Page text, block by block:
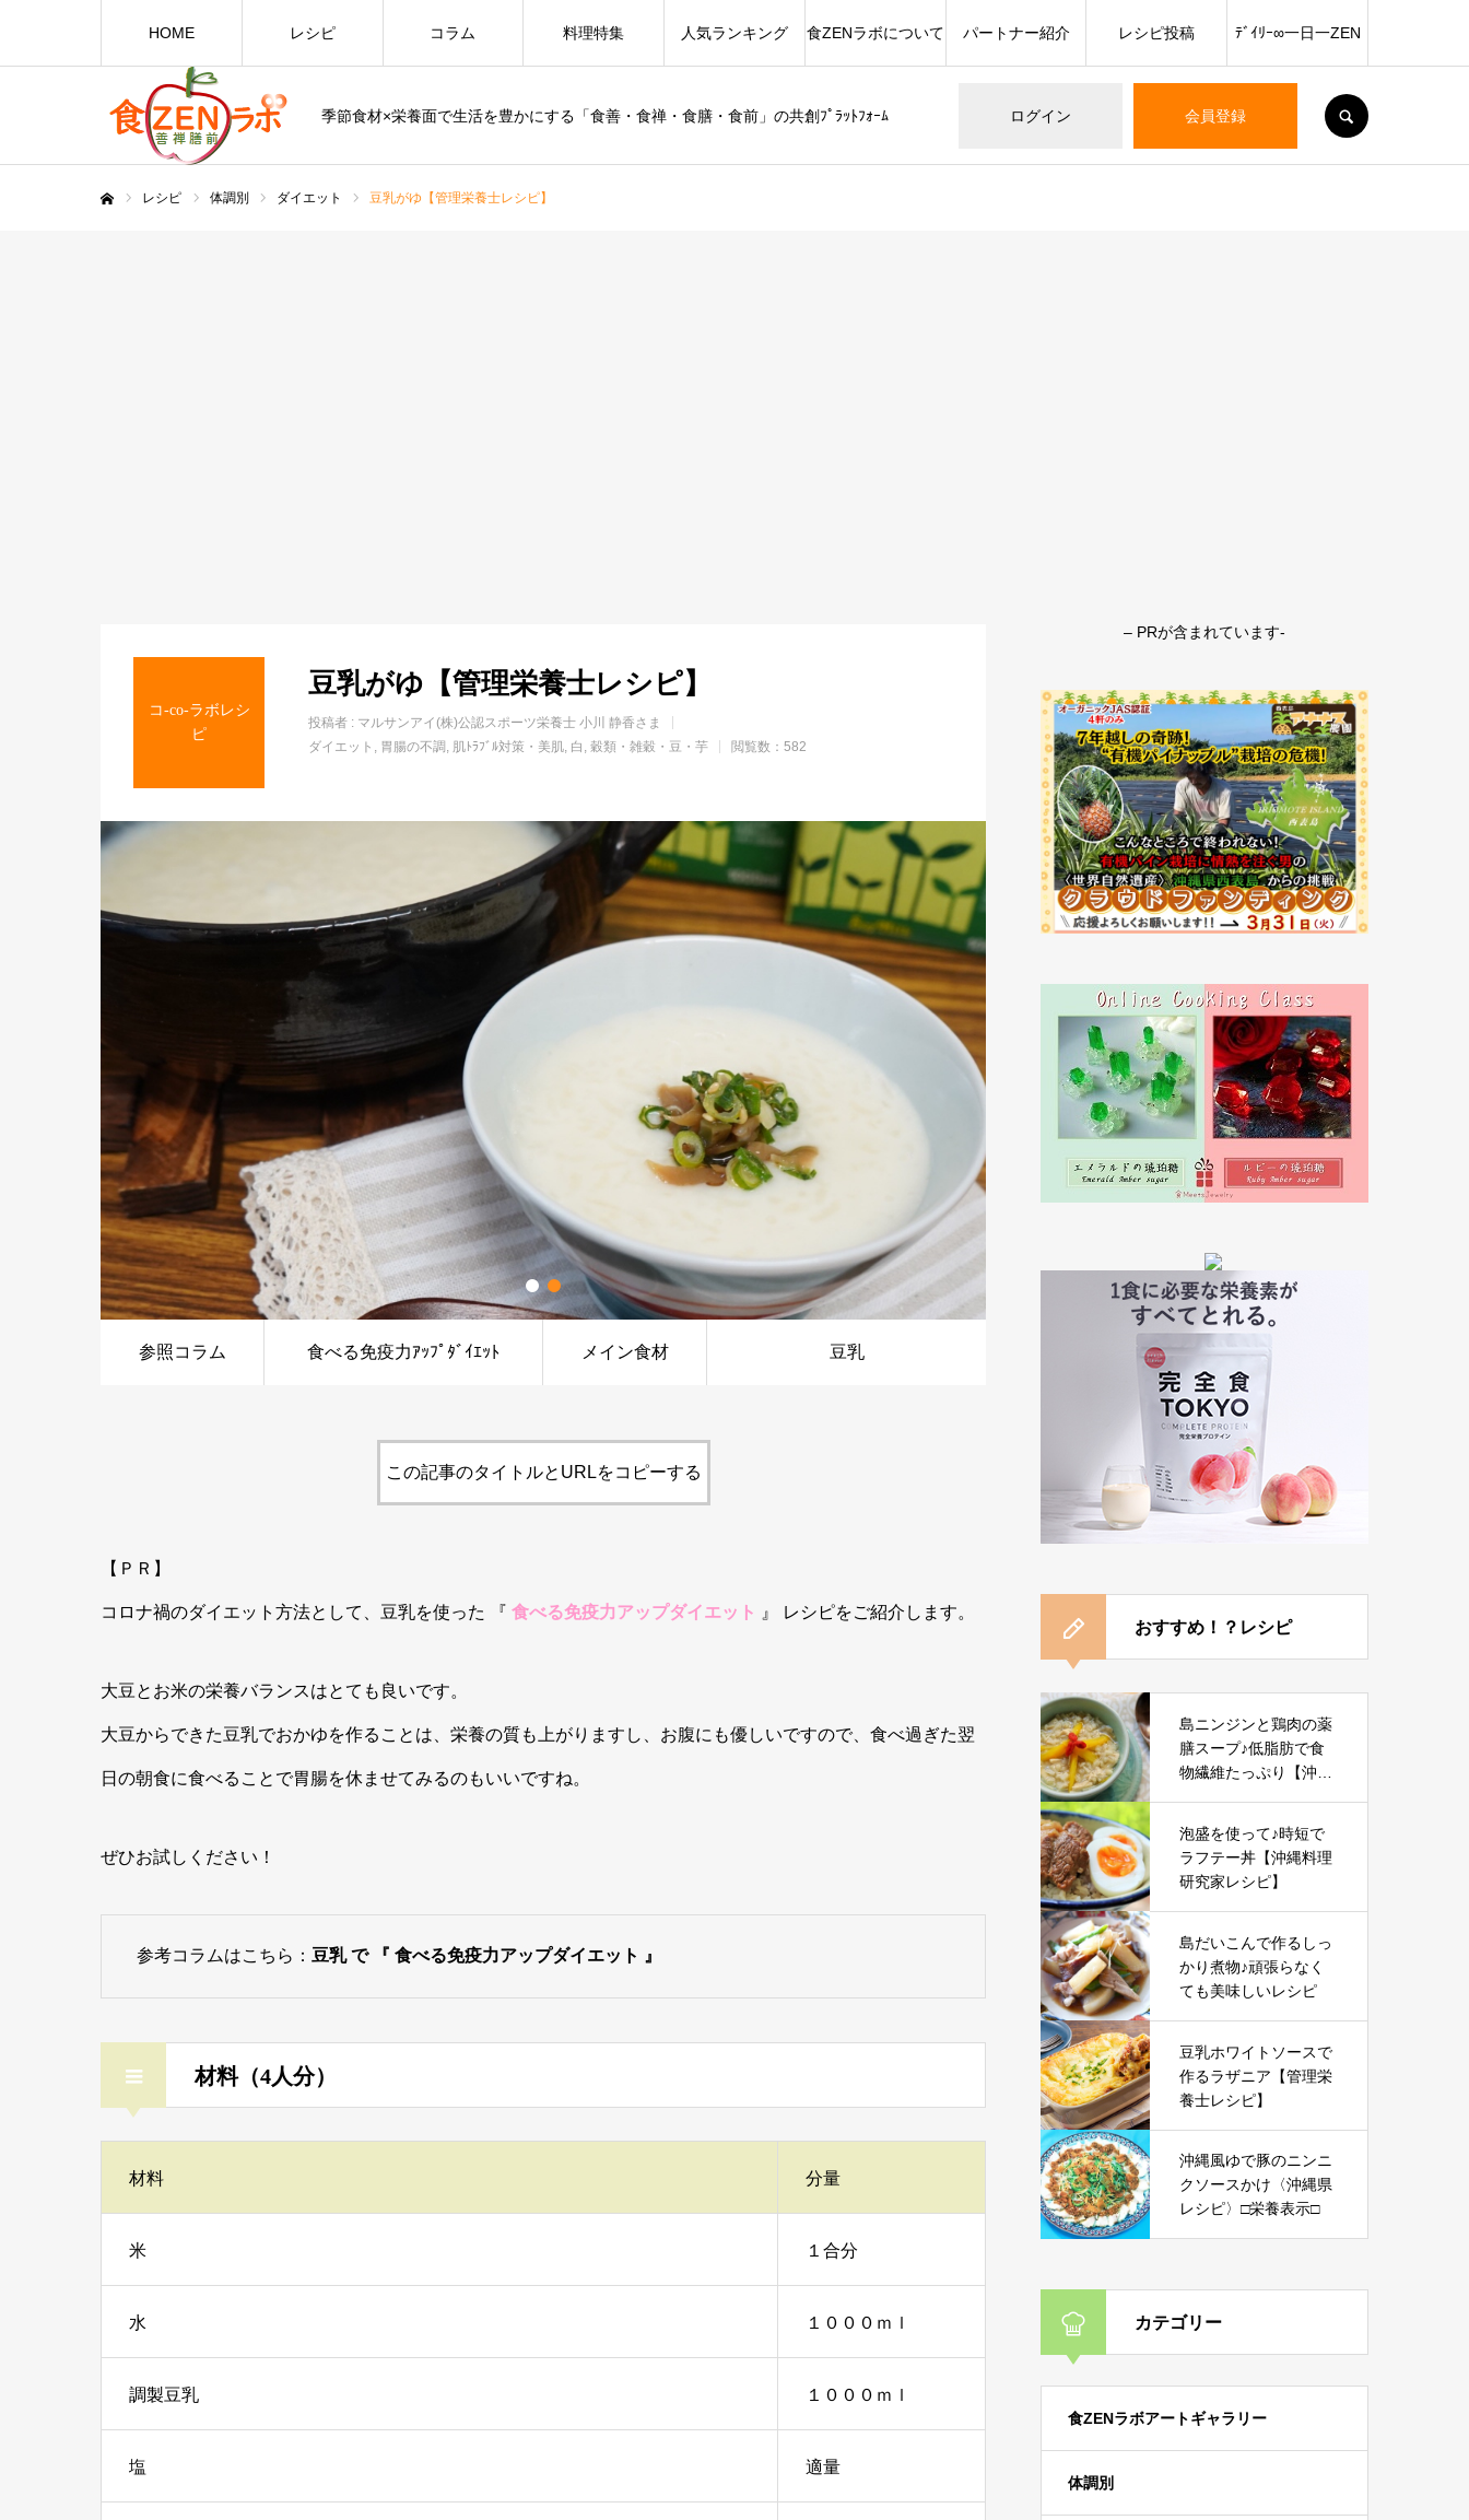
季節食材×栄養面で生活を豊かにする「食善・食禅・食膳・食前」の共創ﾌﾟﾗｯﾄﾌｫｰﾑ ログイン 会員登録
HOME レシピ コラム 料理特集 人気ランキング 食ZENラボについて パートナー紹介 レシピ投稿 ﾃﾞｲﾘｰ∞一日一ZEN
レシピ 体調別 ダイエット 豆乳がゆ【管理栄養士レシピ】
コ-co-ラボレシ
ピ
豆乳がゆ【管理栄養士レシピ】
投稿者 : マルサンアイ(株)公認スポーツ栄養士 小川 静香さま
ダイエット
胃腸の不調 肌ﾄﾗﾌﾞﾙ対策・美肌 白 穀類・雑穀・豆・芋 閲覧数：582
参照コラム 食べる免疫力ｱｯﾌﾟﾀﾞｲｴｯﾄ メイン食材 豆乳
この記事のタイトルとURLをコピーする
【ＰＲ】
コロナ禍のダイエット方法として、豆乳を使った 『 食べる免疫力アップダイエット 』 レシピをご紹介します。
大豆とお米の栄養バランスはとても良いです。
大豆からできた豆乳でおかゆを作ることは、栄養の質も上がりますし、お腹にも優しいですので、食べ過ぎた翌
日の朝食に食べることで胃腸を休ませてみるのもいいですね。
ぜひお試しください！
参考コラムはこちら： 豆乳 で 『 食べる免疫力アップダイエット 』
材料（4人分）
材料 分量
米 １合分
水 １０００ｍｌ
調製豆乳 １０００ｍｌ
塩 適量
– PRが含まれています-
おすすめ！？レシピ
島ニンジンと鶏肉の薬
膳スープ♪低脂肪で食
物繊維たっぷり【沖縄
泡盛を使って♪時短で
ラフテー丼【沖縄料理
研究家レシピ】
島だいこんで作るしっ
かり煮物♪頑張らなく
ても美味しいレシピ
豆乳ホワイトソースで
作るラザニア【管理栄
養士レシピ】
沖縄風ゆで豚のニンニ
クソースかけ〈沖縄県
レシピ〉□栄養表示□
カテゴリー
食ZENラボアートギャラリー
体調別